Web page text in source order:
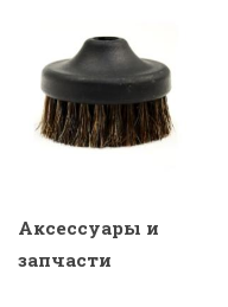
Аксессуары и
запчасти